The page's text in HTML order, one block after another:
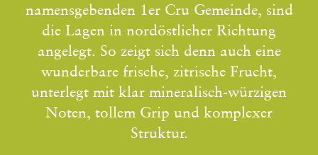
namensgebenden 1er Cru Gemeinde, sind
die Lagen in nordöstlicher Richtung
angelegt. So zeigt sich denn auch eine
wunderbare frische, zitrische Frucht,
unterlegt mit klar mineralisch-würzigen
Noten, tollem Grip und komplexer
Struktur.